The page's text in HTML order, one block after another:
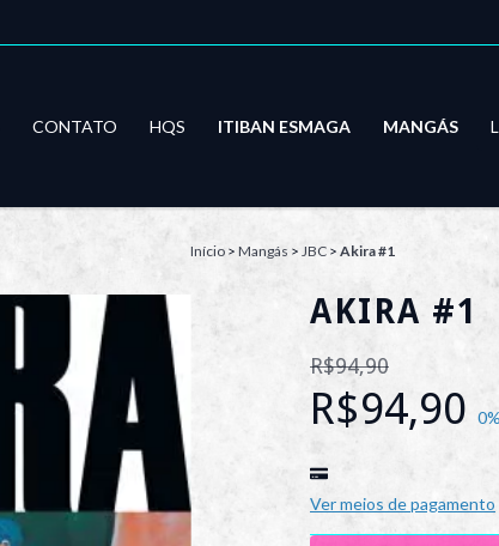
CONTATO HQS ITIBAN ESMAGA MANGÁS
Início > Mangás > JBC > Akira #1
AKIRA #1
R$94,90
R$94,90 0
Ver meios de pagamento